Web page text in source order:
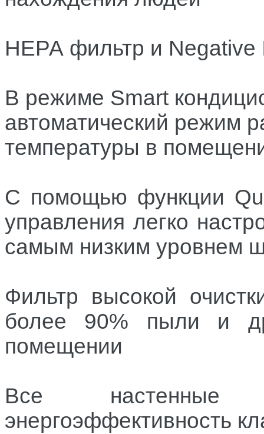
НЕРА фильтр и Negative
В режиме Smart
автоматический режим
температуры в
С помощью функции
управления легко
самым низким уровнем
Фильтр высокой
более 90% пыли и
помещении
Все настенные
энергоэффективность